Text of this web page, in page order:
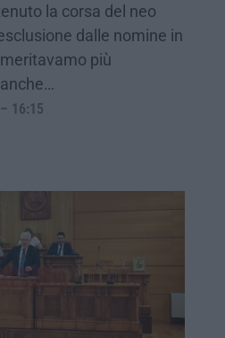
la corsa del neo
dalle nomine in
più
16:15